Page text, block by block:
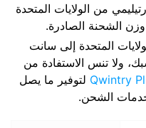
من الولايات المتحدة
الشحنة الصادرة.
المتحدة إلى سانت
ولا تنس الاستفادة من
Qwintry لتوفير ما يصل